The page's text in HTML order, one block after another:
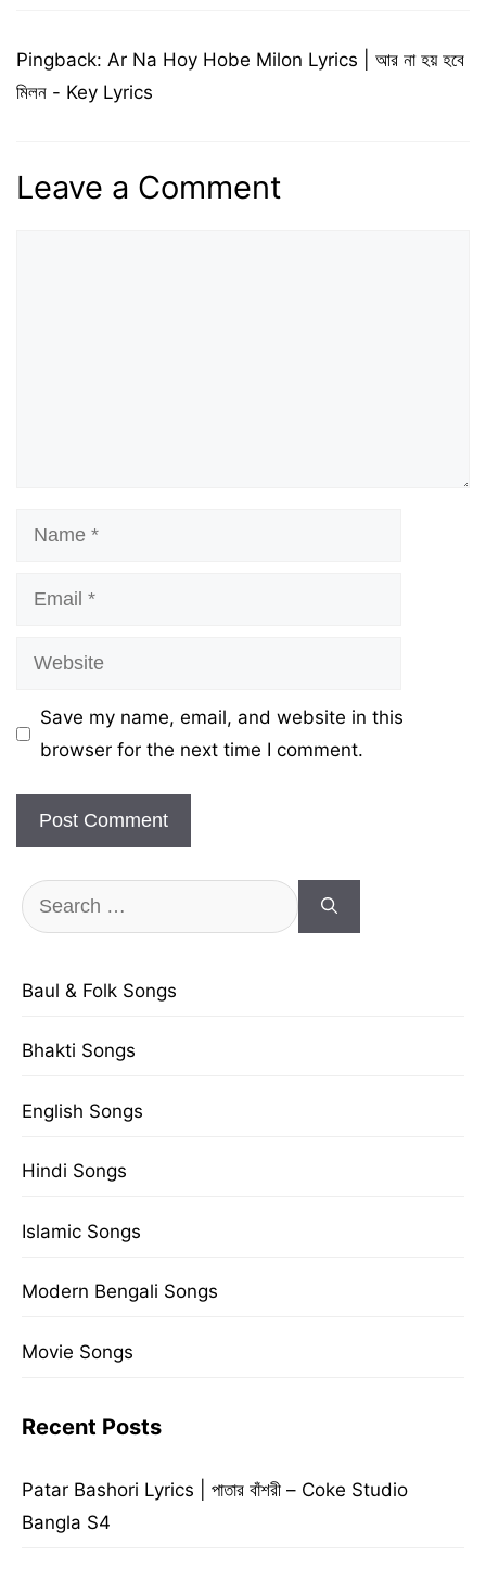
Pingback: Ar Na Hoy Hobe Milon Lyrics | আর না হয় হবে
মিলন - Key Lyrics
Leave a Comment
Name
Email
Website
Save my name, email, and website in this
browser for the next time I comment.
Search
for:
Baul & Folk Songs
Bhakti Songs
English Songs
Hindi Songs
Islamic Songs
Modern Bengali Songs
Movie Songs
Recent Posts
Patar Bashori Lyrics | পাতার বাঁশরী – Coke Studio
Bangla S4